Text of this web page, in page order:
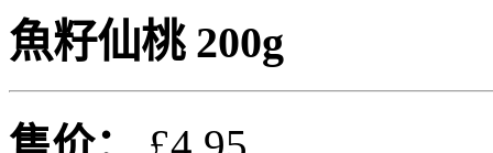
魚籽仙桃 200g